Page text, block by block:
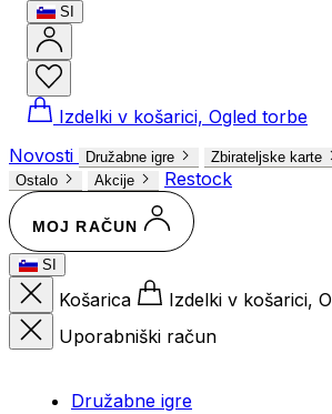
SI
Izdelki v košarici, Ogled torbe
Novosti
Družabne igre Zbirateljske karte
Ostalo
Akcije Restock
MOJ RAČUN
SI
Košarica
Izdelki v košarici,
Uporabniški račun
Družabne igre